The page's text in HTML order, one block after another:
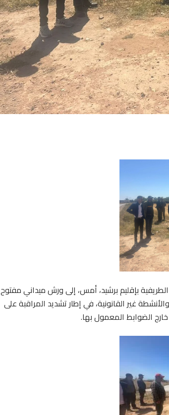
بإقليم برشيد، أمس، إلى ورش ميداني مفتوح
غير القانونية، في إطار تشديد المراقبة على
الضوابط المعمول بها.